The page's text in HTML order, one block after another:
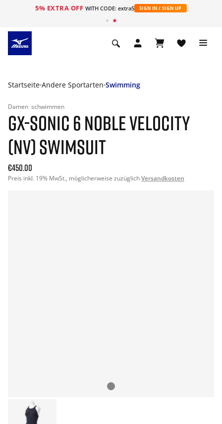
5% EXTRA OFF WITH CODE: extra5 SIGN IN / SIGN UP
Startseite Andere Sportarten Swimming
Damen schwimmen
GX-SONIC 6 NOBLE VELOCITY
(NV) SWIMSUIT
€450.00
Preis inkl. 19% MwSt., möglicherweise zuzüglichVersandkosten